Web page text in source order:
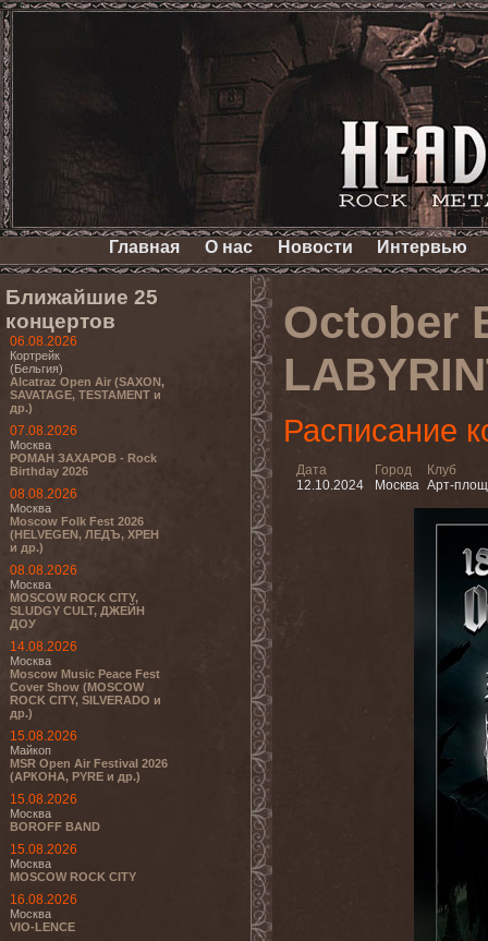
Главная О нас Новости Интервью
Ближайшие 25
концертов
06.08.2026
Кортрейк
(Бельгия)
Alcatraz Open Air (SAXON,
SAVATAGE, TESTAMENT и
др.)
07.08.2026
Москва
РОМАН ЗАХАРОВ - Rock
Birthday 2026
08.08.2026
Москва
Moscow Folk Fest 2026
(HELVEGEN, ЛЕДЪ, ХРЕН
и др.)
08.08.2026
Москва
MOSCOW ROCK CITY,
SLUDGY CULT, ДЖЕЙН
ДОУ
14.08.2026
Москва
Moscow Music Peace Fest
Cover Show (MOSCOW
ROCK CITY, SILVERADO и
др.)
15.08.2026
Майкоп
MSR Open Air Festival 2026
(АРКОНА, PYRE и др.)
15.08.2026
Москва
BOROFF BAND
15.08.2026
Москва
MOSCOW ROCK CITY
16.08.2026
Москва
VIO-LENCE
October
Расписание
Дата
12.10.2024
Город
Москва
Клуб
Арт-